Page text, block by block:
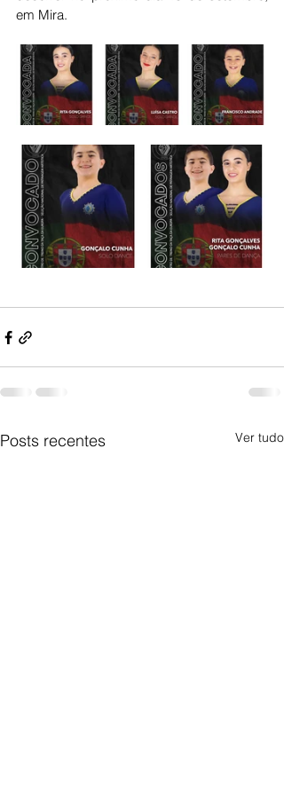
em Mira.
Posts recentes Ver tudo